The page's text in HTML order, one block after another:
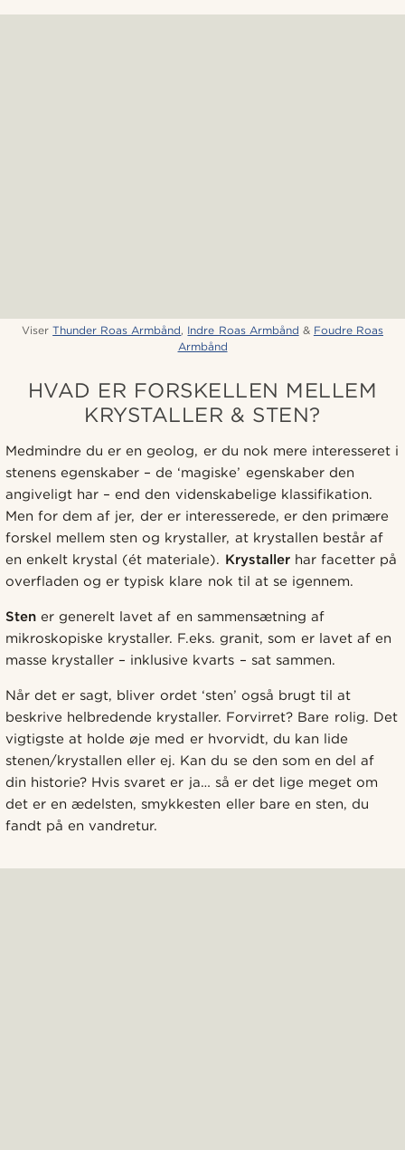
Viser Thunder Roas Armbånd, Indre Roas Armbånd & Foudre Roas
Armbånd
HVAD ER FORSKELLEN MELLEM
KRYSTALLER & STEN?
Medmindre du er en geolog, er du nok mere interesseret i
stenens egenskaber – de ‘magiske’ egenskaber den
angiveligt har – end den videnskabelige klassifikation.
Men for dem af jer, der er interesserede, er den primære
forskel mellem sten og krystaller, at krystallen består af
en enkelt krystal (ét materiale). Krystallerhar facetter på
overfladen og er typisk klare nok til at se igennem.
Sten er generelt lavet af en sammensætning af
mikroskopiske krystaller. F.eks. granit, som er lavet af en
masse krystaller – inklusive kvarts – sat sammen.
Når det er sagt, bliver ordet ‘sten’ også brugt til at
beskrive helbredende krystaller. Forvirret? Bare rolig. Det
vigtigste at holde øje med er hvorvidt, du kan lide
stenen/krystallen eller ej. Kan du se den som en del af
din historie? Hvis svaret er ja… så er det lige meget om
det er en ædelsten, smykkesten eller bare en sten, du
fandt på en vandretur.